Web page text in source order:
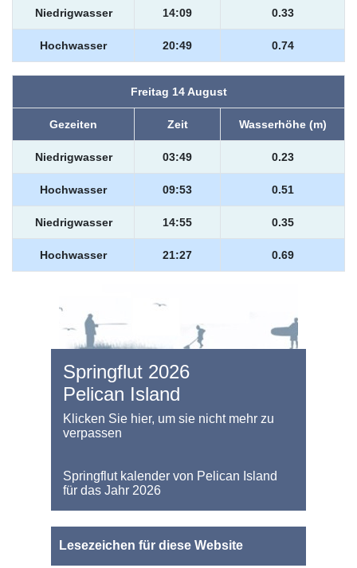
Niedrigwasser 14:09 0.33
Hochwasser 20:49 0.74
Freitag 14 August
Gezeiten Zeit Wasserhöhe (m)
Niedrigwasser 03:49 0.23
Hochwasser 09:53 0.51
Niedrigwasser 14:55 0.35
Hochwasser 21:27 0.69
Springflut 2026
Pelican Island
Klicken Sie hier, um sie nicht mehr zu
verpassen
Springflut kalender von Pelican Island
für das Jahr 2026
Lesezeichen für diese Website